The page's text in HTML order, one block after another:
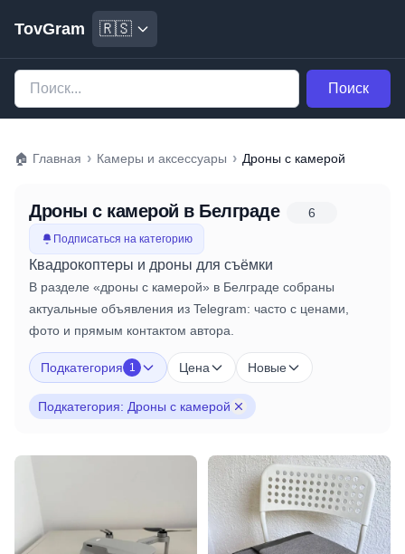
TovGram 🇷🇸
Поиск
🏠 Главная › Камеры и аксессуары › Дроны с камерой
Дроны с камерой в Белграде 6
Подписаться на категорию
Квадрокоптеры и дроны для съёмки
В разделе «дроны с камерой» в Белграде собраны
актуальные объявления из Telegram: часто с ценами,
фото и прямым контактом автора.
Подкатегория 1 Цена Новые
Подкатегория: Дроны с камерой